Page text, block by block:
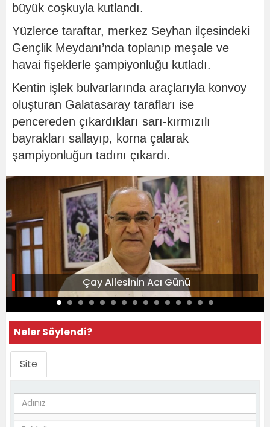
büyük coşkuyla kutlandı.
Yüzlerce taraftar, merkez Seyhan ilçesindeki
Gençlik Meydanı’nda toplanıp meşale ve
havai fişeklerle şampiyonluğu kutladı.
Kentin işlek bulvarlarında araçlarıyla konvoy
oluşturan Galatasaray tarafları ise
pencereden çıkardıkları sarı-kırmızılı
bayrakları sallayıp, korna çalarak
şampiyonluğun tadını çıkardı.
Çay Ailesinin Acı Günü
Neler Söylendi?
Site